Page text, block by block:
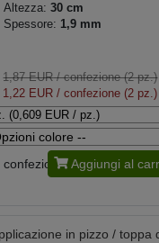
Altezza: 30 cm
Spessore: 1,9 mm
1,87 EUR/ confezione (2 pz.)
1,22 EUR / confezione (2 pz.)
confezione Aggiungi al
in pizzo / toppa